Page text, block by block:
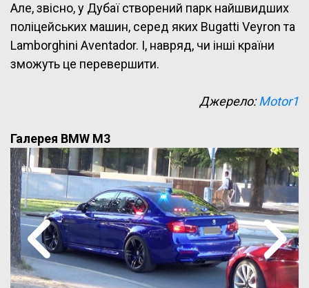
Але, звісно, у Дубаї створений парк найшвидших
поліцейських машин, серед яких Bugatti Veyron та
Lamborghini Aventador. І, навряд, чи інші країни
зможуть це перевершити.
Джерело:Motor1
Галерея BMW M3